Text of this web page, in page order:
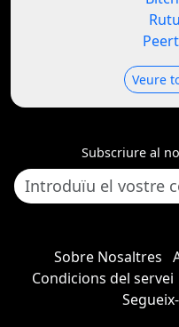
Veure
Subscriure al
Sobre Nosaltres
Condicions del servei